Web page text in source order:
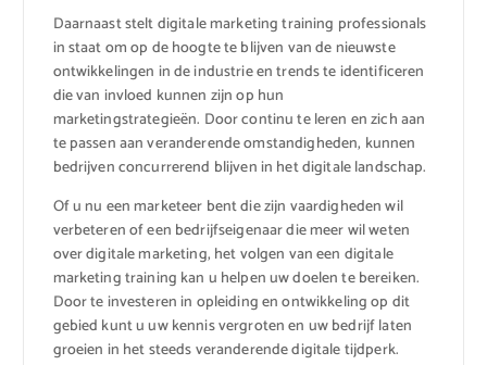
Daarnaast stelt digitale marketing training professionals
in staat om op de hoogte te blijven van de nieuwste
ontwikkelingen in de industrie en trends te identificeren
die van invloed kunnen zijn op hun
marketingstrategieën. Door continu te leren en zich aan
te passen aan veranderende omstandigheden, kunnen
bedrijven concurrerend blijven in het digitale landschap.
Of u nu een marketeer bent die zijn vaardigheden wil
verbeteren of een bedrijfseigenaar die meer wil weten
over digitale marketing, het volgen van een digitale
marketing training kan u helpen uw doelen te bereiken.
Door te investeren in opleiding en ontwikkeling op dit
gebied kunt u uw kennis vergroten en uw bedrijf laten
groeien in het steeds veranderende digitale tijdperk.